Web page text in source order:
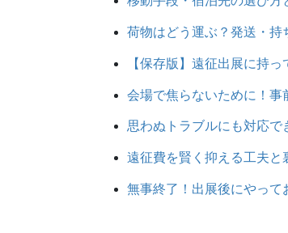
荷物はどう運ぶ？発送・持
【保存版】遠征出展に持
会場で焦らないために！事
思わぬトラブルにも対応で
遠征費を賢く抑える工夫と
無事終了！出展後にやって